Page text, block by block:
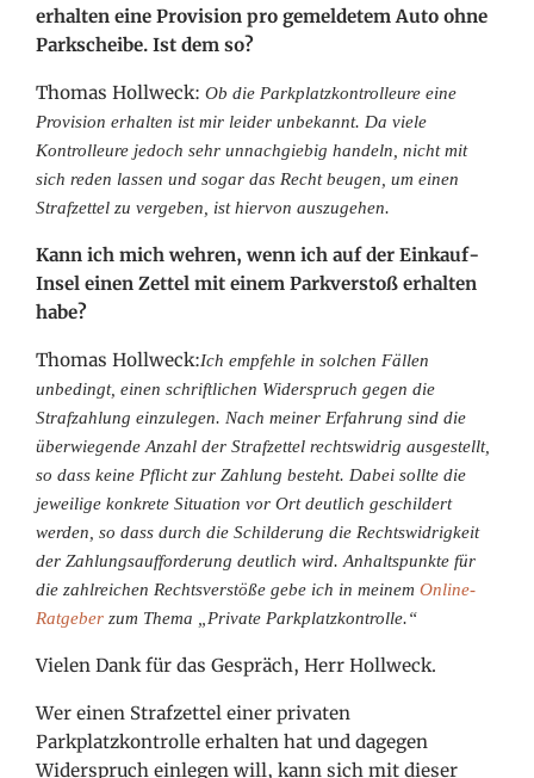
erhalten eine Provision pro gemeldetem Auto ohne
Parkscheibe. Ist dem so?
Thomas Hollweck:Ob die Parkplatzkontrolleure eine
Provision erhalten ist mir leider unbekannt. Da viele
Kontrolleure jedoch sehr unnachgiebig handeln, nicht mit
sich reden lassen und sogar das Recht beugen, um einen
Strafzettel zu vergeben, ist hiervon auszugehen.
Kann ich mich wehren, wenn ich auf der Einkauf-
Insel einen Zettel mit einem Parkverstoß erhalten
habe?
Thomas Hollweck:Ich empfehle in solchen Fällen
unbedingt, einen schriftlichen Widerspruch gegen die
Strafzahlung einzulegen. Nach meiner Erfahrung sind die
überwiegende Anzahl der Strafzettel rechtswidrig ausgestellt,
so dass keine Pflicht zur Zahlung besteht. Dabei sollte die
jeweilige konkrete Situation vor Ort deutlich geschildert
werden, so dass durch die Schilderung die Rechtswidrigkeit
der Zahlungsaufforderung deutlich wird. Anhaltspunkte für
die zahlreichen Rechtsverstöße gebe ich in meinem Online-
Ratgeber zum Thema „Private Parkplatzkontrolle.“
Vielen Dank für das Gespräch, Herr Hollweck.
Wer einen Strafzettel einer privaten
Parkplatzkontrolle erhalten hat und dagegen
Widerspruch einlegen will, kann sich mit dieser